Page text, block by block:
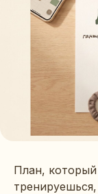
План,